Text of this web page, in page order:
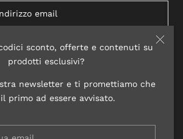
sconto, offerte e contenuti su
prodotti esclusivi?
newsletter e ti promettiamo che
primo ad essere avvisato.